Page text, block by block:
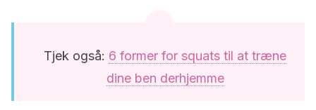
Tjek også: 6 former for squats til at træne
dine ben derhjemme